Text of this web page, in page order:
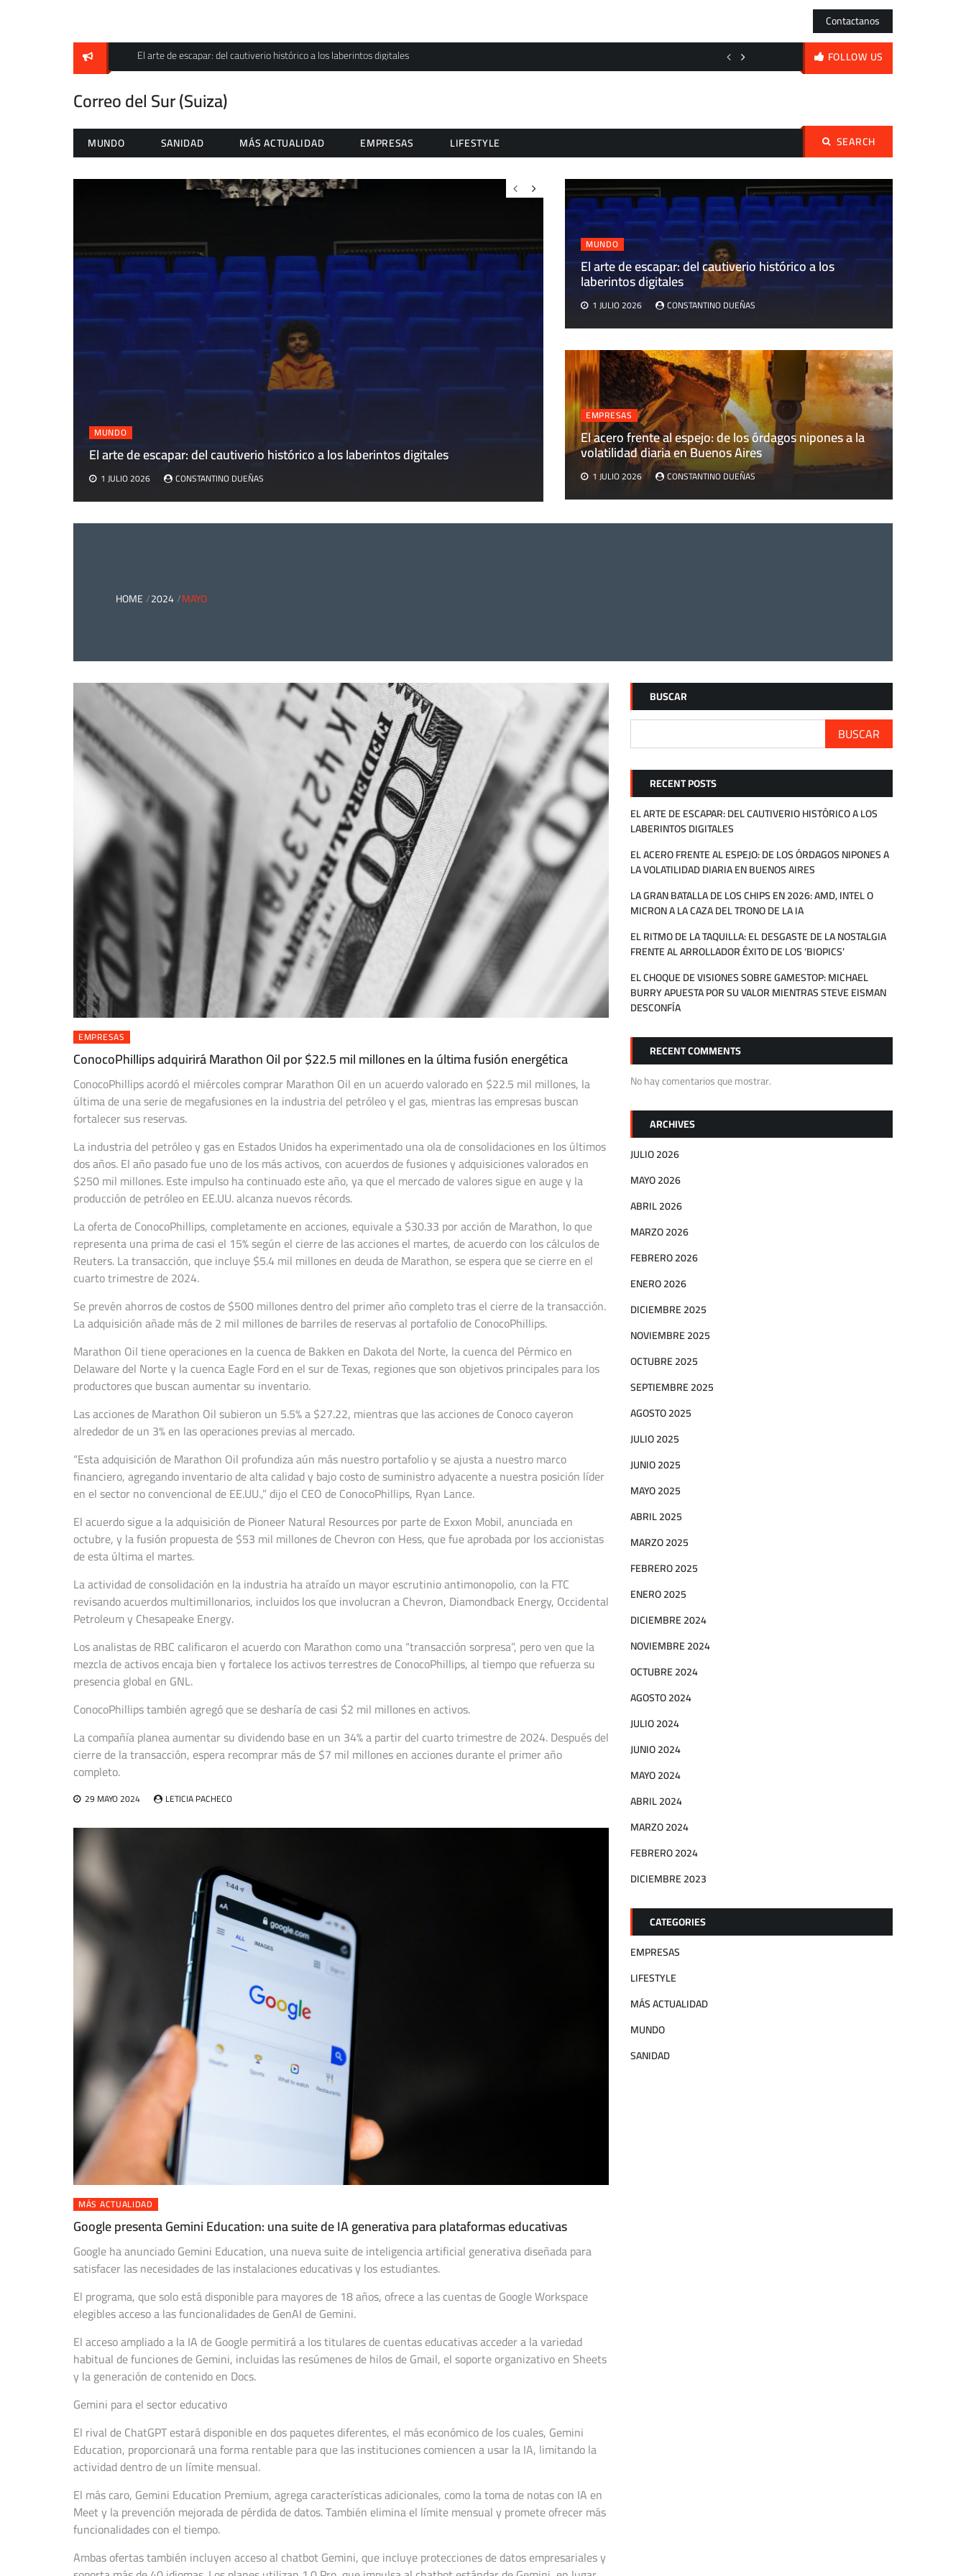
Contactanos
El arte de escapar: del cautiverio histórico a los laberintos digitales
El acero frente al espejo: de los órdagos nipones a la volatilidad diaria
FOLLOW US
Correo del Sur (Suiza)
MUNDO SANIDAD MÁS ACTUALIDAD EMPRESAS LIFESTYLE SEARCH
Buscar:
MUNDO
El arte de escapar: del cautiverio histórico a los
laberintos digitales
1 JULIO 2026 CONSTANTINO DUEÑAS
EMPRESAS
El acero frente al espejo: de los órdagos nipones a la
volatilidad diaria en Buenos Aires
1 JULIO 2026 CONSTANTINO DUEÑAS
MUNDO
El arte de escapar: del cautiverio histórico a los laberintos digitales
1 JULIO 2026 CONSTANTINO DUEÑAS
EMPRESAS
El acero frente al espejo: de los órdagos nipones a la volatilidad diaria en
Aires
1 JULIO 2026 CONSTANTINO DUEÑAS
HOME 2024 MAYO
EMPRESAS
ConocoPhillips adquirirá Marathon Oil por $22.5 mil millones en la última fusión energética
ConocoPhillips acordó el miércoles comprar Marathon Oil en un acuerdo valorado en $22.5 mil millones, la
última de una serie de megafusiones en la industria del petróleo y el gas, mientras las empresas buscan
fortalecer sus reservas.
La industria del petróleo y gas en Estados Unidos ha experimentado una ola de consolidaciones en los últimos
dos años. El año pasado fue uno de los más activos, con acuerdos de fusiones y adquisiciones valorados en
$250 mil millones. Este impulso ha continuado este año, ya que el mercado de valores sigue en auge y la
producción de petróleo en EE.UU. alcanza nuevos récords.
La oferta de ConocoPhillips, completamente en acciones, equivale a $30.33 por acción de Marathon, lo que
representa una prima de casi el 15% según el cierre de las acciones el martes, de acuerdo con los cálculos de
Reuters. La transacción, que incluye $5.4 mil millones en deuda de Marathon, se espera que se cierre en el
cuarto trimestre de 2024.
Se prevén ahorros de costos de $500 millones dentro del primer año completo tras el cierre de la transacción.
La adquisición añade más de 2 mil millones de barriles de reservas al portafolio de ConocoPhillips.
Marathon Oil tiene operaciones en la cuenca de Bakken en Dakota del Norte, la cuenca del Pérmico en
Delaware del Norte y la cuenca Eagle Ford en el sur de Texas, regiones que son objetivos principales para los
productores que buscan aumentar su inventario.
Las acciones de Marathon Oil subieron un 5.5% a $27.22, mientras que las acciones de Conoco cayeron
alrededor de un 3% en las operaciones previas al mercado.
“Esta adquisición de Marathon Oil profundiza aún más nuestro portafolio y se ajusta a nuestro marco
financiero, agregando inventario de alta calidad y bajo costo de suministro adyacente a nuestra posición líder
en el sector no convencional de EE.UU.,” dijo el CEO de ConocoPhillips, Ryan Lance.
El acuerdo sigue a la adquisición de Pioneer Natural Resources por parte de Exxon Mobil, anunciada en
octubre, y la fusión propuesta de $53 mil millones de Chevron con Hess, que fue aprobada por los accionistas
de esta última el martes.
La actividad de consolidación en la industria ha atraído un mayor escrutinio antimonopolio, con la FTC
revisando acuerdos multimillonarios, incluidos los que involucran a Chevron, Diamondback Energy, Occidental
Petroleum y Chesapeake Energy.
Los analistas de RBC calificaron el acuerdo con Marathon como una “transacción sorpresa”, pero ven que la
mezcla de activos encaja bien y fortalece los activos terrestres de ConocoPhillips, al tiempo que refuerza su
presencia global en GNL.
ConocoPhillips también agregó que se desharía de casi $2 mil millones en activos.
La compañía planea aumentar su dividendo base en un 34% a partir del cuarto trimestre de 2024. Después del
cierre de la transacción, espera recomprar más de $7 mil millones en acciones durante el primer año
completo.
29 MAYO 2024 LETICIA PACHECO
MÁS ACTUALIDAD
Google presenta Gemini Education: una suite de IA generativa para plataformas educativas
Google ha anunciado Gemini Education, una nueva suite de inteligencia artificial generativa diseñada para
satisfacer las necesidades de las instalaciones educativas y los estudiantes.
El programa, que solo está disponible para mayores de 18 años, ofrece a las cuentas de Google Workspace
elegibles acceso a las funcionalidades de GenAI de Gemini.
El acceso ampliado a la IA de Google permitirá a los titulares de cuentas educativas acceder a la variedad
habitual de funciones de Gemini, incluidas las resúmenes de hilos de Gmail, el soporte organizativo en Sheets
y la generación de contenido en Docs.
Gemini para el sector educativo
El rival de ChatGPT estará disponible en dos paquetes diferentes, el más económico de los cuales, Gemini
Education, proporcionará una forma rentable para que las instituciones comiencen a usar la IA, limitando la
actividad dentro de un límite mensual.
El más caro, Gemini Education Premium, agrega características adicionales, como la toma de notas con IA en
Meet y la prevención mejorada de pérdida de datos. También elimina el límite mensual y promete ofrecer más
funcionalidades con el tiempo.
Ambas ofertas también incluyen acceso al chatbot Gemini, que incluye protecciones de datos empresariales y
BUSCAR
BUSCAR
RECENT POSTS
EL ARTE DE ESCAPAR: DEL CAUTIVERIO HISTÓRICO A LOS
LABERINTOS DIGITALES
EL ACERO FRENTE AL ESPEJO: DE LOS ÓRDAGOS NIPONES A
LA VOLATILIDAD DIARIA EN BUENOS AIRES
LA GRAN BATALLA DE LOS CHIPS EN 2026: AMD, INTEL O
MICRON A LA CAZA DEL TRONO DE LA IA
EL RITMO DE LA TAQUILLA: EL DESGASTE DE LA NOSTALGIA
FRENTE AL ARROLLADOR ÉXITO DE LOS ‘BIOPICS’
EL CHOQUE DE VISIONES SOBRE GAMESTOP: MICHAEL
BURRY APUESTA POR SU VALOR MIENTRAS STEVE EISMAN
DESCONFÍA
RECENT COMMENTS
No hay comentarios que mostrar.
ARCHIVES
JULIO 2026
MAYO 2026
ABRIL 2026
MARZO 2026
FEBRERO 2026
ENERO 2026
DICIEMBRE 2025
NOVIEMBRE 2025
OCTUBRE 2025
SEPTIEMBRE 2025
AGOSTO 2025
JULIO 2025
JUNIO 2025
MAYO 2025
ABRIL 2025
MARZO 2025
FEBRERO 2025
ENERO 2025
DICIEMBRE 2024
NOVIEMBRE 2024
OCTUBRE 2024
AGOSTO 2024
JULIO 2024
JUNIO 2024
MAYO 2024
ABRIL 2024
MARZO 2024
FEBRERO 2024
DICIEMBRE 2023
CATEGORIES
EMPRESAS
LIFESTYLE
MÁS ACTUALIDAD
MUNDO
SANIDAD